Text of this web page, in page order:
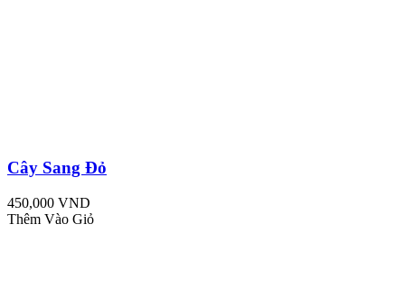
Cây Sang Đỏ
450,000 VND
Thêm Vào Giỏ